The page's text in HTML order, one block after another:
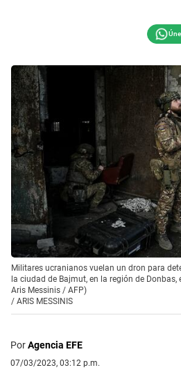
Militares ucranianos vuelan un dron para
la ciudad de Bajmut, en la región de
Aris Messinis / AFP)
/ ARIS MESSINIS
PorAgencia EFE
07/03/2023, 03:12 p.m.